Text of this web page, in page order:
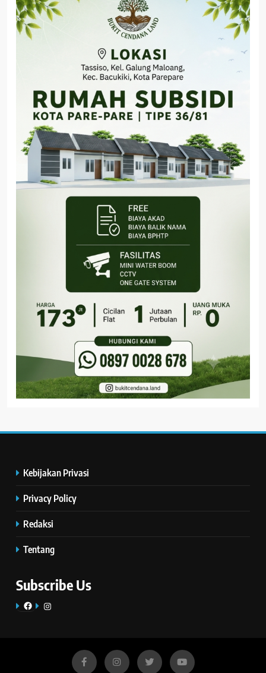
Kebijakan Privasi
Privacy Policy
Redaksi
Tentang
Subscribe Us
FacebookInstagram